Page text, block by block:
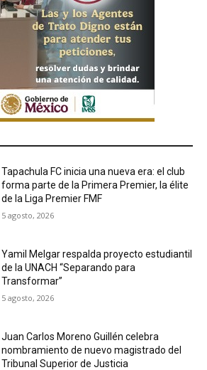
Tapachula FC inicia una nueva era: el club
forma parte de la Primera Premier, la élite
de la Liga Premier FMF
5 agosto, 2026
Yamil Melgar respalda proyecto estudiantil
de la UNACH “Separando para
Transformar”
5 agosto, 2026
Juan Carlos Moreno Guillén celebra
nombramiento de nuevo magistrado del
Tribunal Superior de Justicia